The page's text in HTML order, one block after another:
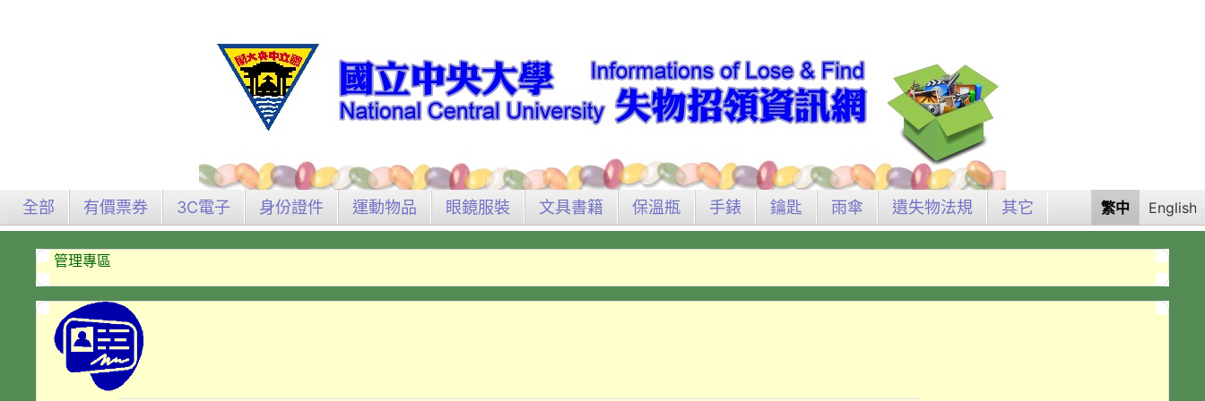
全部 有價票券 3C電子 身份證件 運動物品 眼鏡服裝 文具書籍 保溫瓶 手錶 鑰匙 雨傘 遺失物法規 其它 繁中 English
管理專區